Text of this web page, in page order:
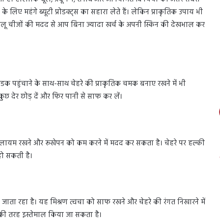
महंगे ब्यूटी प्रोडक्ट्स का सहारा लेते हैं। लेकिन प्राकृतिक उपाय भी
चीजों की मदद से आप बिना ज्यादा खर्च के अपनी स्किन की देखभाल कर
पहुंचाने के साथ-साथ चेहरे की प्राकृतिक चमक बनाए रखने में भी
देर छोड़ दें और फिर पानी से साफ कर लें।
रखने और रूखेपन को कम करने में मदद कर सकता है। चेहरे पर हल्की
सकती है।
रहा है। यह मिश्रण त्वचा को साफ रखने और चेहरे की रंगत निखारने में
तरह इस्तेमाल किया जा सकता है।